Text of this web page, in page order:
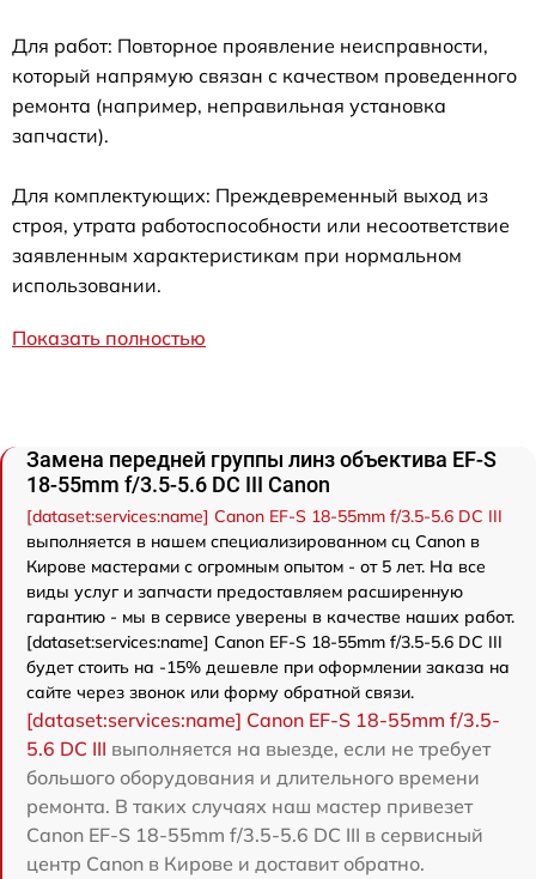
Для работ: Повторное проявление неисправности,
который напрямую связан с качеством проведенного
ремонта (например, неправильная установка
запчасти).
Для комплектующих: Преждевременный выход из
строя, утрата работоспособности или несоответствие
заявленным характеристикам при нормальном
использовании.
Показать полностью
Замена передней группы линз объектива EF-S
18-55mm f/3.5-5.6 DC III Canon
[dataset:services:name] Canon EF-S 18-55mm f/3.5-5.6 DC III
выполняется в нашем специализированном сц Canon в
Кирове мастерами с огромным опытом - от 5 лет. На все
виды услуг и запчасти предоставляем расширенную
гарантию - мы в сервисе уверены в качестве наших работ.
[dataset:services:name] Canon EF-S 18-55mm f/3.5-5.6 DC III
будет стоить на -15% дешевле при оформлении заказа на
сайте через звонок или форму обратной связи.
[dataset:services:name] Canon EF-S 18-55mm f/3.5-
5.6 DC III выполняется на выезде, если не требует
большого оборудования и длительного времени
ремонта. В таких случаях наш мастер привезет
Canon EF-S 18-55mm f/3.5-5.6 DC III в сервисный
центр Canon в Кирове и доставит обратно.